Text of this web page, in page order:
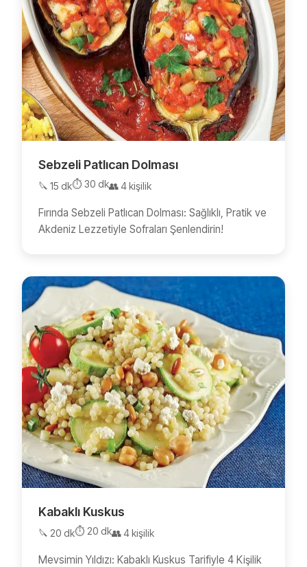
Sebzeli Patlıcan Dolması
🔪 15 dk⏱️ 30 dk👥 4 kişilik
Fırında Sebzeli Patlıcan Dolması: Sağlıklı, Pratik ve
Akdeniz Lezzetiyle Sofraları Şenlendirin!
Kabaklı Kuskus
🔪 20 dk⏱️ 20 dk👥 4 kişilik
Mevsimin Yıldızı: Kabaklı Kuskus Tarifiyle 4 Kişilik